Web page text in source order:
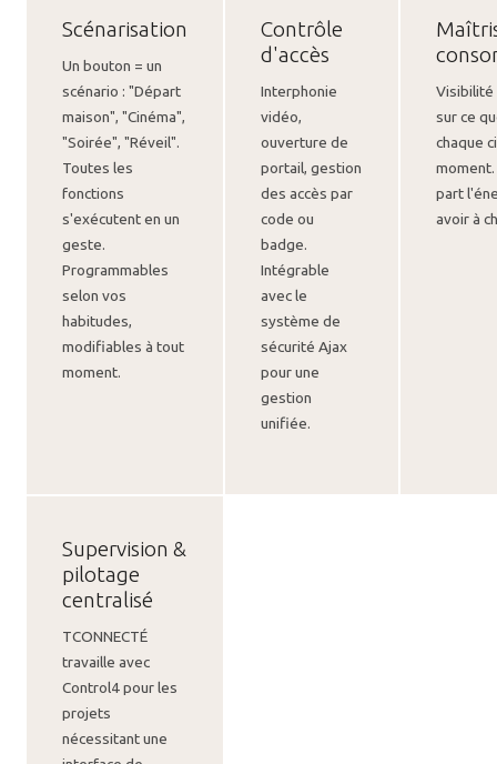
Scénarisation
Un bouton = un
scénario : "Départ
maison", "Cinéma",
"Soirée", "Réveil".
Toutes les
fonctions
s'exécutent en un
geste.
Programmables
selon vos
habitudes,
modifiables à tout
moment.
Contrôle
d'accès
Interphonie
vidéo,
ouverture de
portail, gestion
des accès par
code ou
badge.
Intégrable
avec le
système de
sécurité Ajax
pour une
gestion
unifiée.
Visibilité
sur ce
chaque
part
avoir à
Supervision &
pilotage
centralisé
TCONNECTÉ
travaille avec
Control4 pour les
projets
nécessitant une